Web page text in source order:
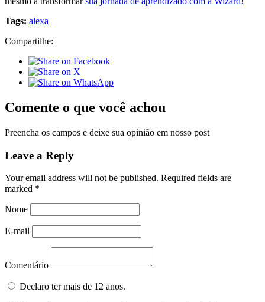
Tags: alexa
Compartilhe:
Comente o que você achou
Preencha os campos e deixe sua opinião em nosso post
Leave a Reply
Your email address will not be published. Required fields are
marked *
Nome
E-mail
Comentário
Declaro ter mais de 12 anos.